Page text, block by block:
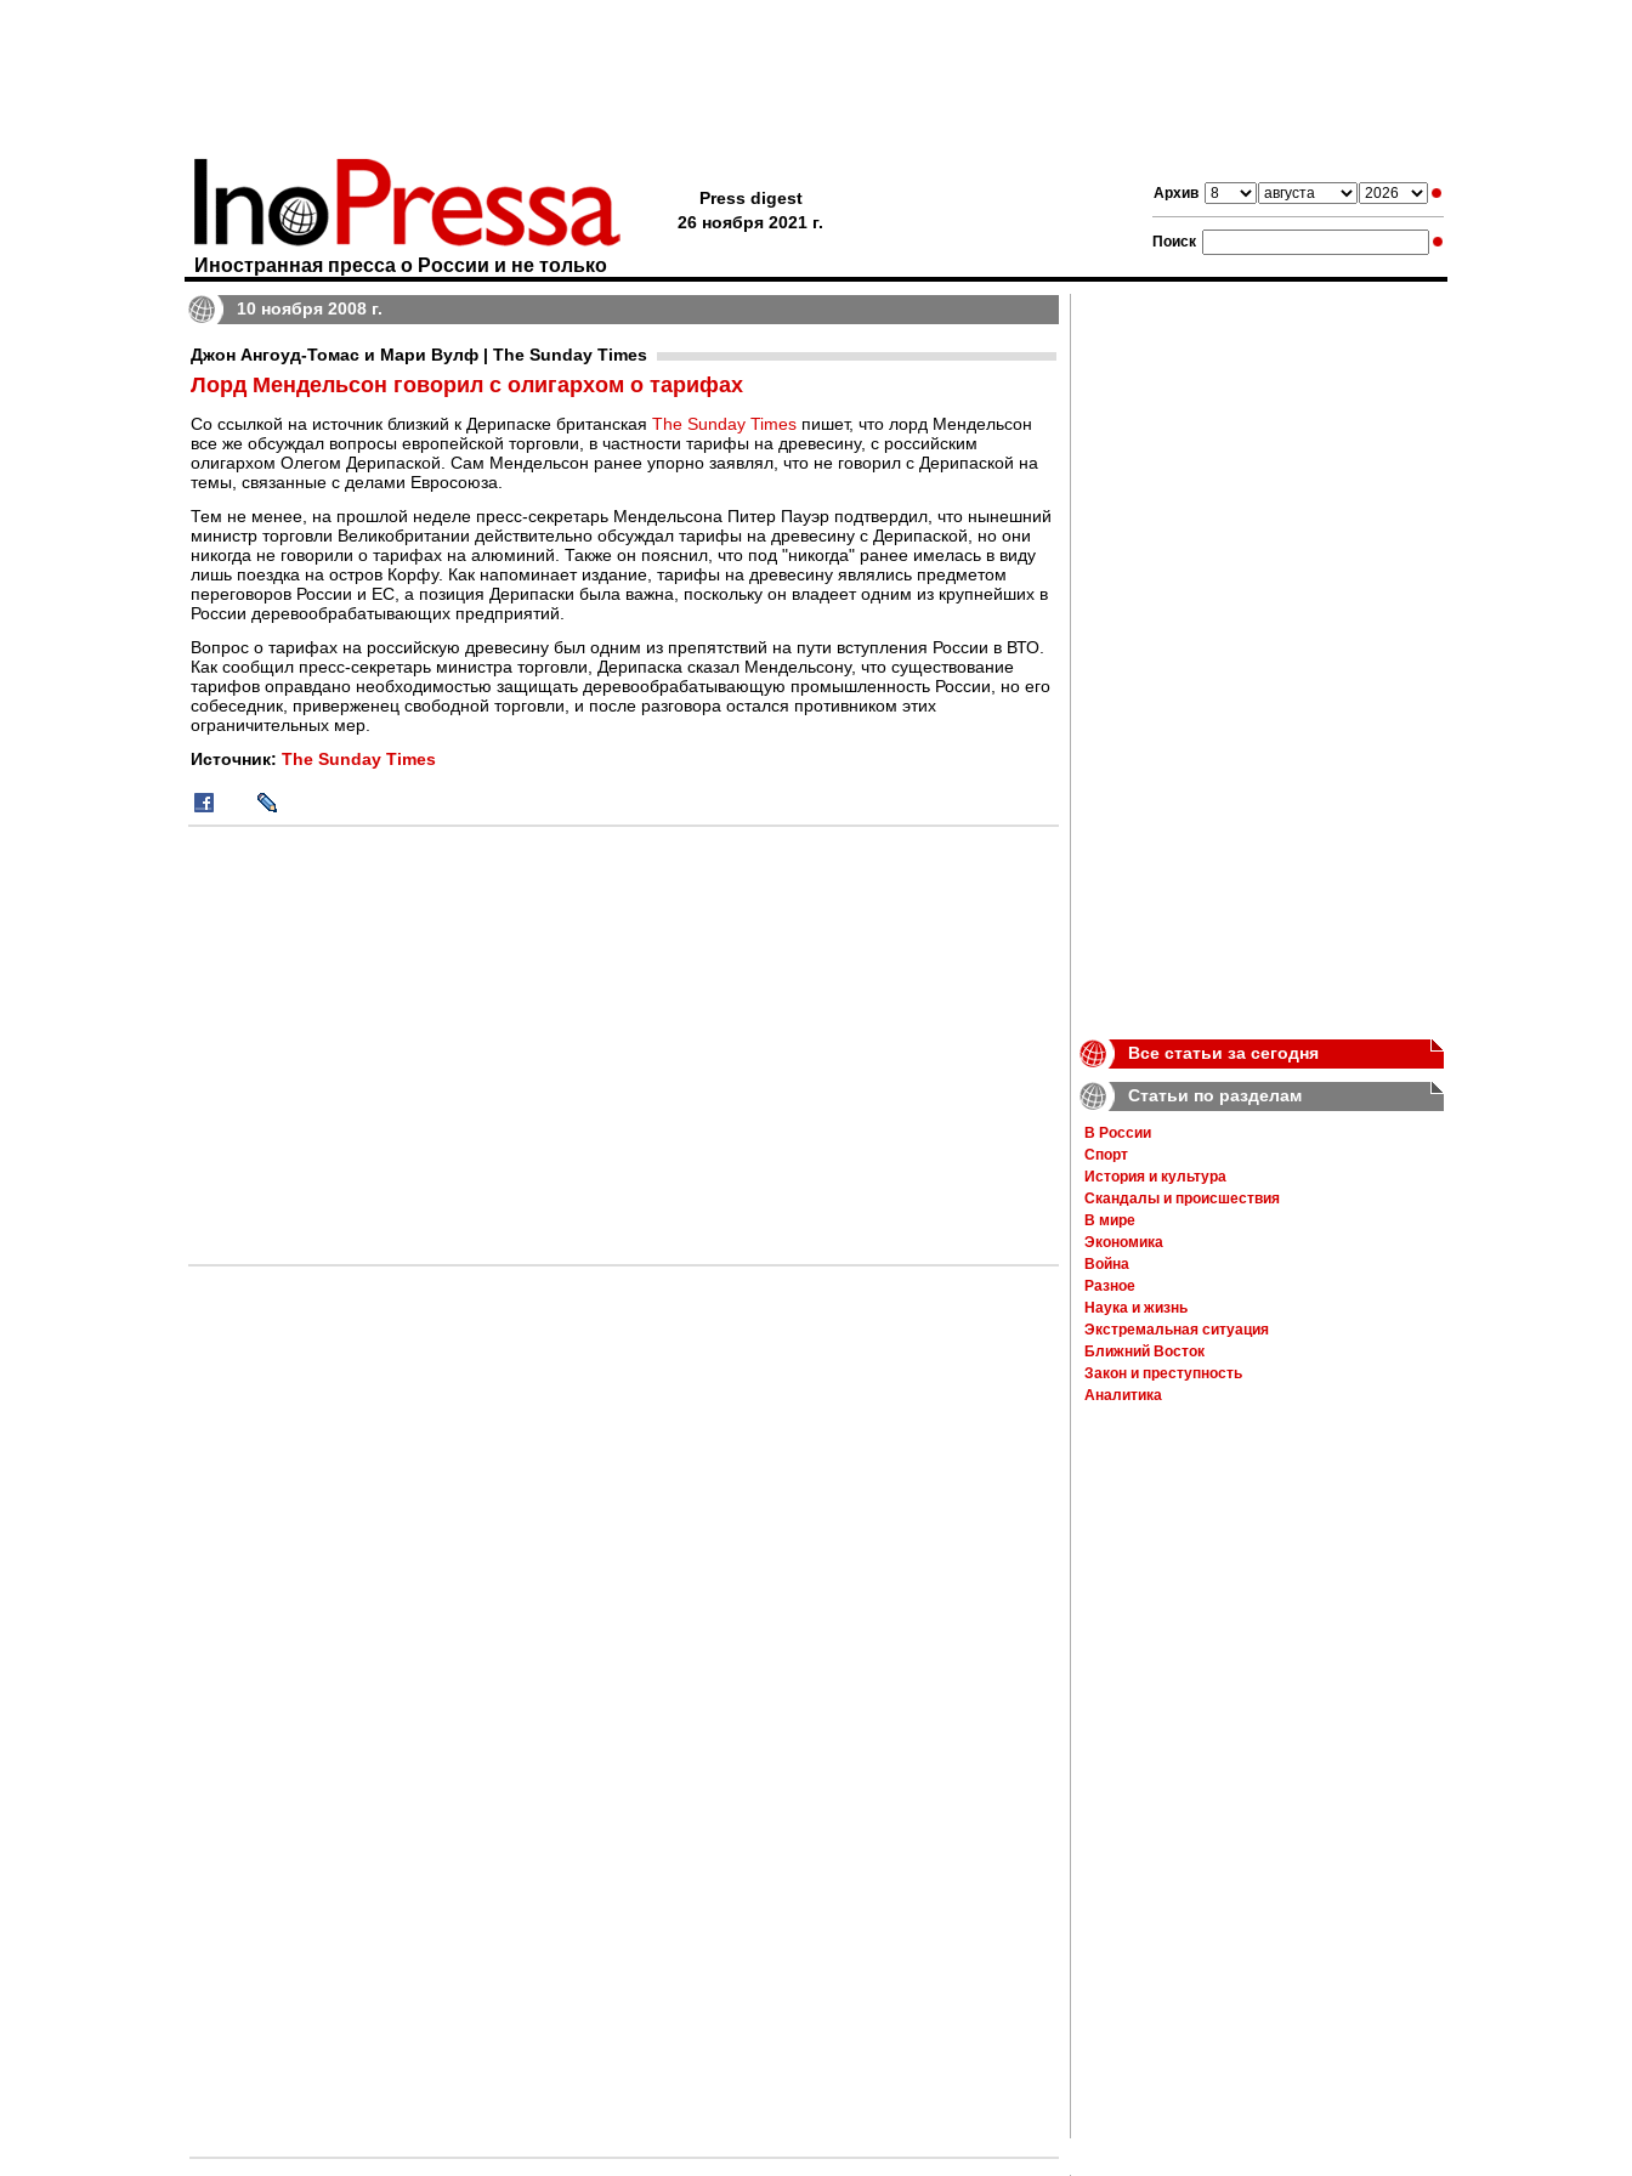
Архив
Поиск
Иностранная пресса о России и не только
Press digest
26 ноября 2021 г.
10 ноября 2008 г.
Джон Ангоуд-Томас и Мари Вулф | The Sunday Times
Лорд Мендельсон говорил с олигархом о тарифах
Со ссылкой на источник близкий к Дерипаске британская The Sunday Times пишет, что лорд Мендельсон
все же обсуждал вопросы европейской торговли, в частности тарифы на древесину, с российским
олигархом Олегом Дерипаской. Сам Мендельсон ранее упорно заявлял, что не говорил с Дерипаской на
темы, связанные с делами Евросоюза.
Тем не менее, на прошлой неделе пресс-секретарь Мендельсона Питер Пауэр подтвердил, что нынешний
министр торговли Великобритании действительно обсуждал тарифы на древесину с Дерипаской, но они
никогда не говорили о тарифах на алюминий. Также он пояснил, что под "никогда" ранее имелась в виду
лишь поездка на остров Корфу. Как напоминает издание, тарифы на древесину являлись предметом
переговоров России и ЕС, а позиция Дерипаски была важна, поскольку он владеет одним из крупнейших в
России деревообрабатывающих предприятий.
Вопрос о тарифах на российскую древесину был одним из препятствий на пути вступления России в ВТО.
Как сообщил пресс-секретарь министра торговли, Дерипаска сказал Мендельсону, что существование
тарифов оправдано необходимостью защищать деревообрабатывающую промышленность России, но его
собеседник, приверженец свободной торговли, и после разговора остался противником этих
ограничительных мер.
Источник: The Sunday Times
Все статьи за сегодня
Статьи по разделам
В России
Спорт
История и культура
Скандалы и происшествия
В мире
Экономика
Война
Разное
Наука и жизнь
Экстремальная ситуация
Ближний Восток
Закон и преступность
Аналитика